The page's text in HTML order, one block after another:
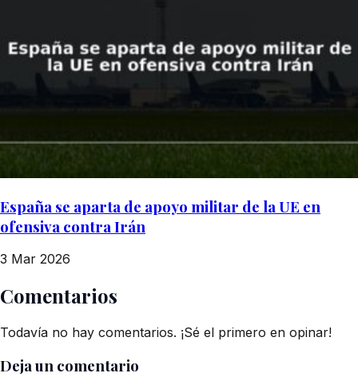
España se aparta de apoyo militar de la UE en
ofensiva contra Irán
3 Mar 2026
Comentarios
Todavía no hay comentarios. ¡Sé el primero en opinar!
Deja un comentario